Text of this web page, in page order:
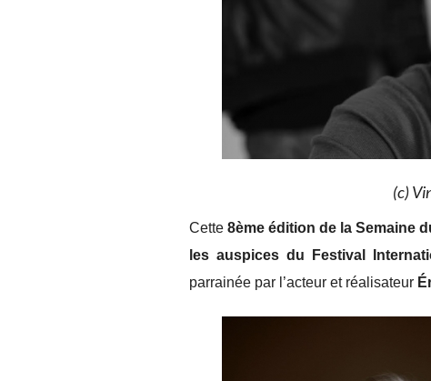
(c)
Cette 8ème édition de la Semaine
les auspices du Festival
parrainée par l’acteur et réalisateur